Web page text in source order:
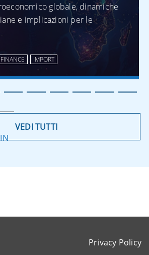
globale, dinamiche
e implicazioni per le
IMPORT
VEDI TUTTI
Privacy Policy